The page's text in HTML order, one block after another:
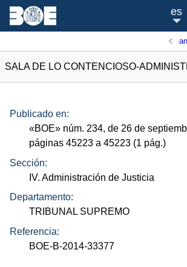
es
SALA DE LO CONTENCIOSO-
Publicado en:
«BOE» núm. 234, de 26 de
páginas 45223 a 45223 (1 pág.)
Sección:
IV. Administración de Justicia
Departamento:
TRIBUNAL SUPREMO
Referencia:
BOE-B-2014-33377